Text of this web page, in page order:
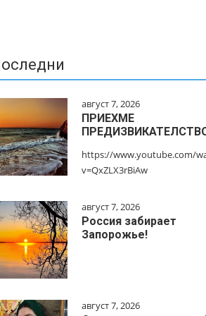
август 7, 2026
ПРИЕХМЕ
https://www.youtube.com/
v=QxZLX3rBiAw
август 7, 2026
Россия забирает
Запорожье!
август 7, 2026